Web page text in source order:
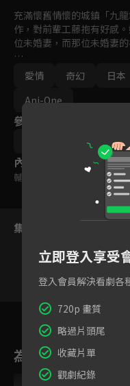
充滿懷舊情懷的城鎮「九
作，對前輩工藤抱有好感
位未婚妻，而那位未婚妻
另一位「鯨井令子」的存
在妖豔美麗的九龍街道展
景，以及，無法停止的愛戀
當過去與現在的時間軸交
愛情
奇幻 日本
Ani-One
參與演員
內容標籤
輔導十二歲級
集數列表
8
為您推薦
立即登入享受
登入會員解決看劇各
720p 畫質
略過片頭尾
收藏片單
觀劇紀錄